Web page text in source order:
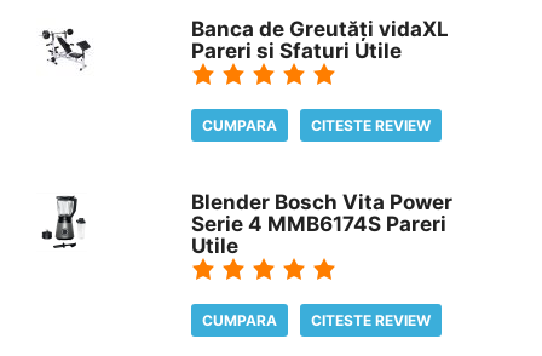
Banca de Greutăți vidaXL
Pareri si Sfaturi Utile
CUMPARA CITESTE REVIEW
Blender Bosch Vita Power
Serie 4 MMB6174S Pareri
Utile
CUMPARA CITESTE REVIEW